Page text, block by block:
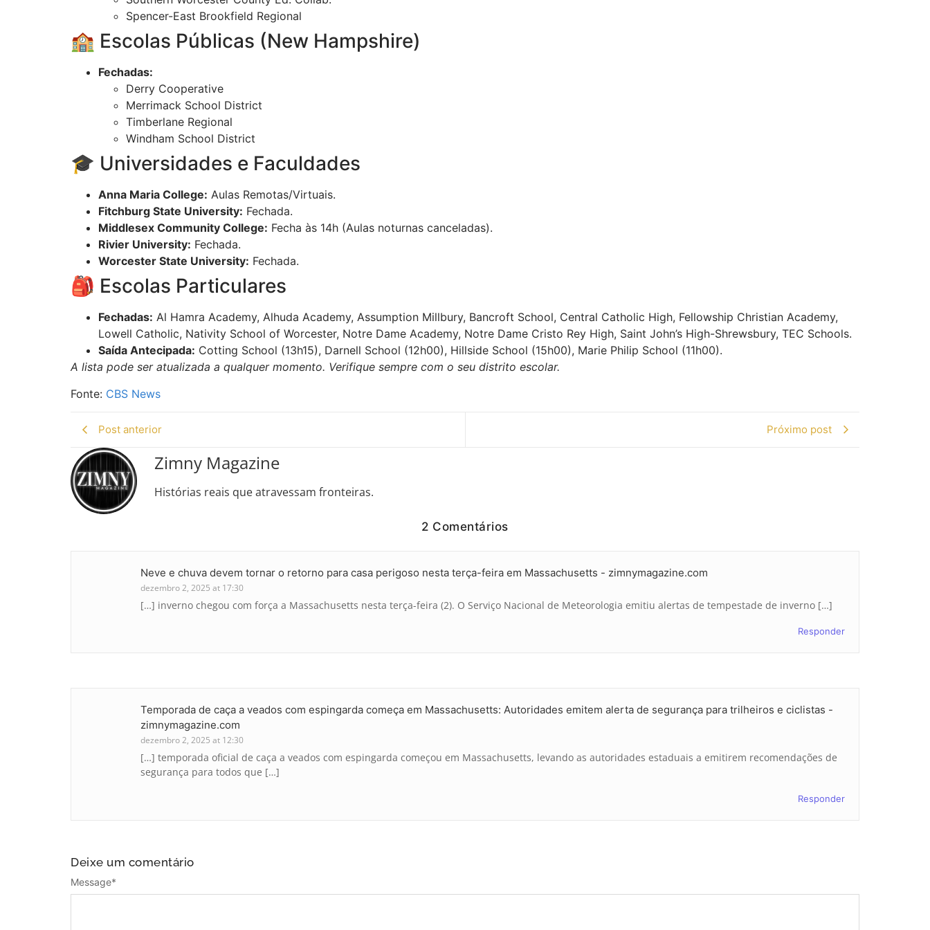
Spencer-East Brookfield Regional
🏫 Escolas Públicas (New Hampshire)
Fechadas:
Derry Cooperative
Merrimack School District
Timberlane Regional
Windham School District
🎓 Universidades e Faculdades
Anna Maria College: Aulas Remotas/Virtuais.
Fitchburg State University: Fechada.
Middlesex Community College: Fecha às 14h (Aulas noturnas canceladas).
Rivier University: Fechada.
Worcester State University: Fechada.
🎒 Escolas Particulares
Fechadas: Al Hamra Academy, Alhuda Academy, Assumption Millbury, Bancroft School, Central Catholic High, Fellowship Christian Academy,
Lowell Catholic, Nativity School of Worcester, Notre Dame Academy, Notre Dame Cristo Rey High, Saint John’s High-Shrewsbury, TEC Schools.
Saída Antecipada: Cotting School (13h15), Darnell School (12h00), Hillside School (15h00), Marie Philip School (11h00).
A lista pode ser atualizada a qualquer momento. Verifique sempre com o seu distrito escolar.
Fonte: CBS News
Post anterior Próximo post
Zimny Magazine
Histórias reais que atravessam fronteiras.
2 Comentários
Neve e chuva devem tornar o retorno para casa perigoso nesta terça-feira em Massachusetts - zimnymagazine.com
dezembro 2, 2025 at 17:30
[…] inverno chegou com força a Massachusetts nesta terça-feira (2). O Serviço Nacional de Meteorologia emitiu alertas de tempestade de inverno […]
Responder
Temporada de caça a veados com espingarda começa em Massachusetts: Autoridades emitem alerta de segurança para trilheiros e ciclistas -
zimnymagazine.com
dezembro 2, 2025 at 12:30
[…] temporada oficial de caça a veados com espingarda começou em Massachusetts, levando as autoridades estaduais a emitirem recomendações de
segurança para todos que […]
Responder
Deixe um comentário
Message*